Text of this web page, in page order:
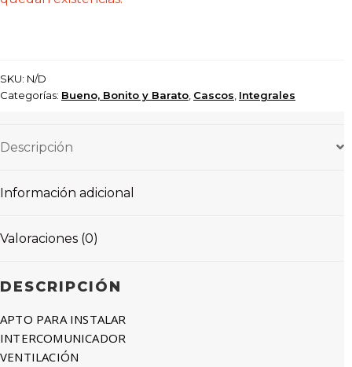
SKU: N/D
Categorías: Bueno, Bonito y Barato Cascos Integrales
Descripción
Información adicional
Valoraciones (0)
DESCRIPCIÓN
APTO PARA INSTALAR
INTERCOMUNICADOR
VENTILACIÓN